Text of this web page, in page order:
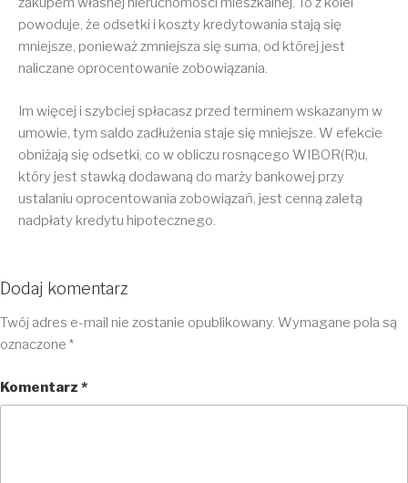
powoduje, że odsetki i koszty kredytowania stają się
mniejsze, ponieważ zmniejsza się suma, od której jest
naliczane oprocentowanie zobowiązania.
Im więcej i szybciej spłacasz przed terminem wskazanym w
umowie, tym saldo zadłużenia staje się mniejsze. W efekcie
obniżają się odsetki, co w obliczu rosnącego WIBOR(R)u,
który jest stawką dodawaną do marży bankowej przy
ustalaniu oprocentowania zobowiązań, jest cenną zaletą
nadpłaty kredytu hipotecznego.
Dodaj komentarz
Twój adres e-mail nie zostanie opublikowany. Wymagane pola są
oznaczone *
Komentarz *